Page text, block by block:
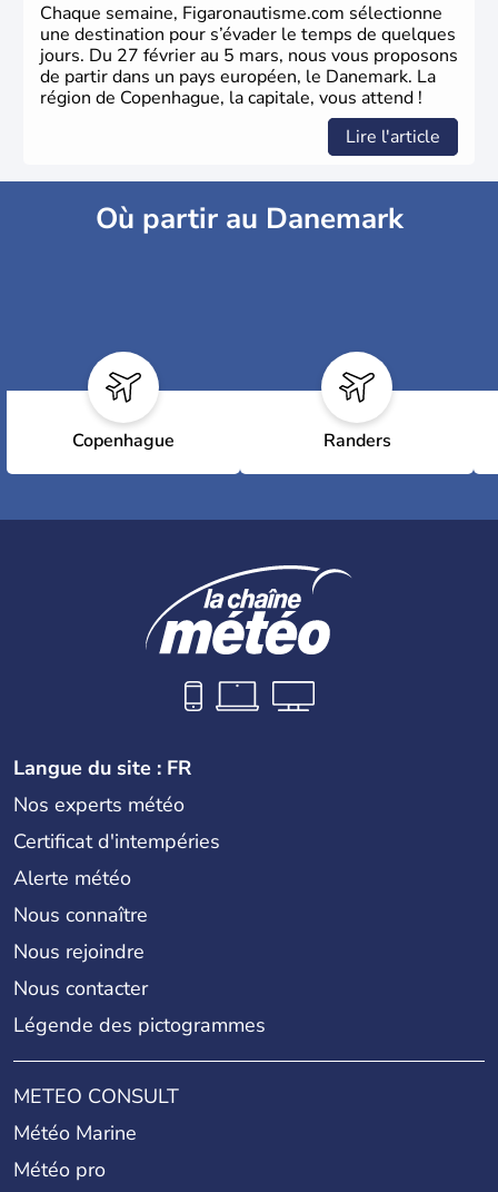
Chaque semaine, Figaronautisme.com sélectionne
une destination pour s’évader le temps de quelques
jours. Du 27 février au 5 mars, nous vous proposons
de partir dans un pays européen, le Danemark. La
région de Copenhague, la capitale, vous attend !
Lire l'article
Où partir au Danemark
Copenhague Randers
Langue du site : FR
Nos experts météo
Certificat d'intempéries
Alerte météo
Nous connaître
Nous rejoindre
Nous contacter
Légende des pictogrammes
METEO CONSULT
Météo Marine
Météo pro